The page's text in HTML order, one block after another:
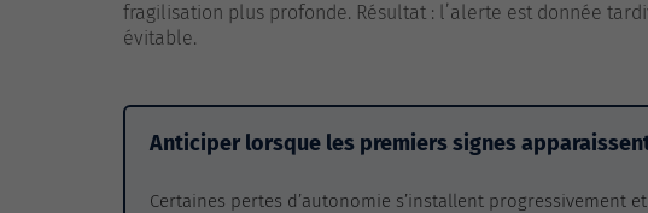
fragilisation plus profonde. Résultat : l’alerte est donnée
évitable.
Anticiper lorsque les premiers signes
Certaines pertes d’autonomie s’installent progressivement